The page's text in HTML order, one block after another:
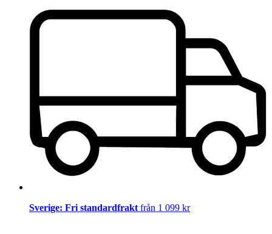
Sverige: Fri standardfrakt från 1 099 kr